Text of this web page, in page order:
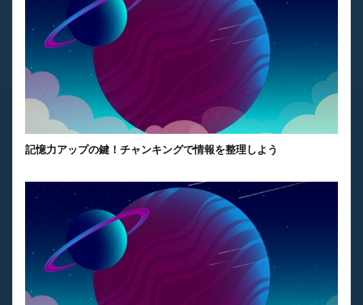
記憶力アップの鍵！チャンキングで情報を整理しよう